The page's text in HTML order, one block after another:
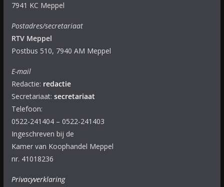
7941 KC Meppel
Postadres/secretariaat
RTV Meppel
Postbus 510, 7940 AM Meppel
E-mail
Redactie: redactie
Secretariaat: secretariaat
Telefoon:
0522-241404 – 0522-241403
Ingeschreven bij de
Kamer van Koophandel Meppel
nr. 41018236
Privacyverklaring